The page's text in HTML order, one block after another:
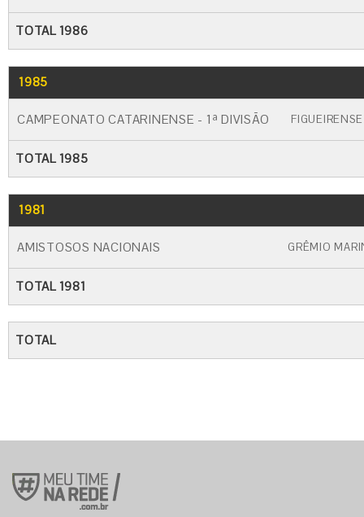
TOTAL 1986
1985
CAMPEONATO CATARINENSE - 1ª DIVISÃO FIGUEIRENSE
TOTAL 1985
1981
AMISTOSOS NACIONAIS GRÊMIO
TOTAL 1981
TOTAL